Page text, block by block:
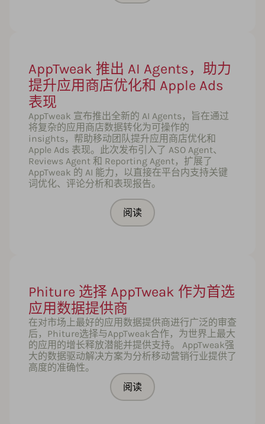
AppTweak 推出 AI Agents，助力
提升应用商店优化和 Apple Ads
表现
AppTweak 宣布推出全新的 AI Agents，旨在通过
将复杂的应用商店数据转化为可操作的
insights，帮助移动团队提升应用商店优化和
Apple Ads 表现。此次发布引入了 ASO Agent、
Reviews Agent 和 Reporting Agent，扩展了
AppTweak 的 AI 能力，以直接在平台内支持关键
词优化、评论分析和表现报告。
阅读
Phiture 选择 AppTweak 作为首选
应用数据提供商
在对市场上最好的应用数据提供商进行广泛的审查
后，Phiture选择与AppTweak合作，为世界上最大
的应用的增长释放潜能并提供支持。 AppTweak强
大的数据驱动解决方案为分析移动营销行业提供了
高度的准确性。
阅读